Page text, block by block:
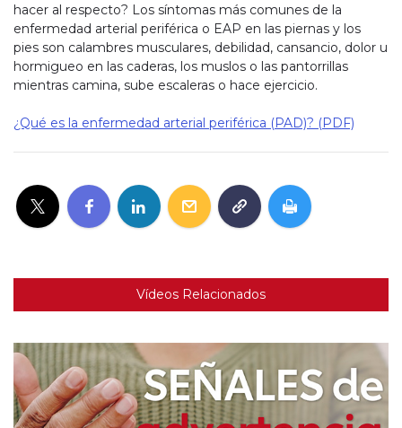
hacer al respecto? Los síntomas más comunes de la
enfermedad arterial periférica o EAP en las piernas y los
pies son calambres musculares, debilidad, cansancio, dolor u
hormigueo en las caderas, los muslos o las pantorrillas
mientras camina, sube escaleras o hace ejercicio.
¿Qué es la enfermedad arterial periférica (PAD)? (PDF)
Vídeos Relacionados